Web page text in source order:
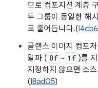
므로 컴포지션 계층
두 그룹이 동일한 해
로 줄어듭니다.(
글랜스 이미지 컴포
알파 ( 0f ~ 1f )를
지정하지 않으면 소
(I8ad05)